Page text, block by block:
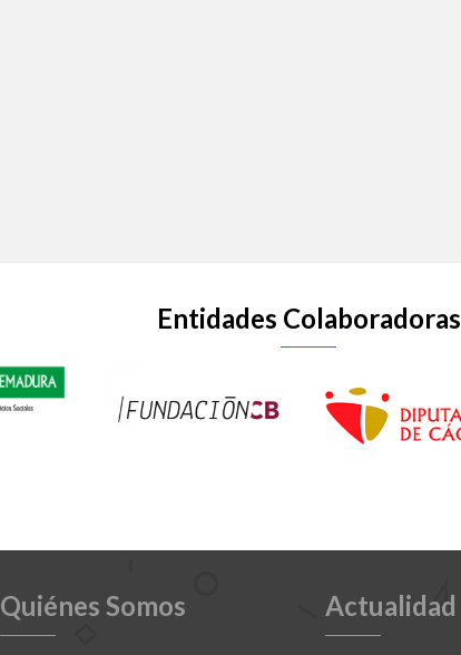
Entidades Colaboradoras
Quiénes Somos Actualidad